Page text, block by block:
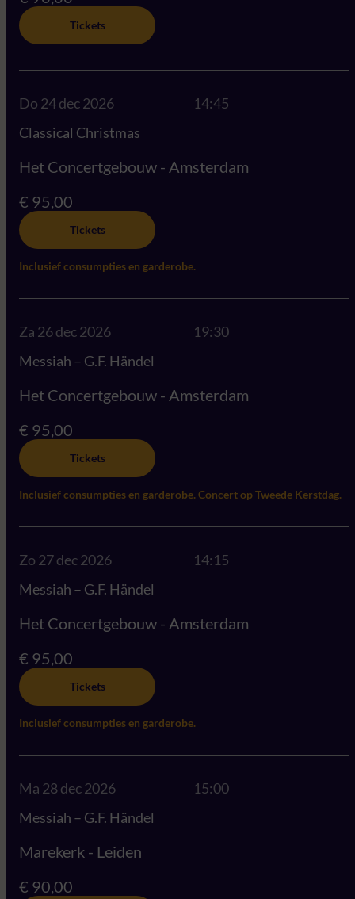
Tickets
Do 24 dec 2026
14:45
Classical Christmas
Het Concertgebouw - Amsterdam
€ 95,00
Tickets
Inclusief consumpties en garderobe.
Za 26 dec 2026
19:30
Messiah – G.F. Händel
Het Concertgebouw - Amsterdam
€ 95,00
Tickets
Inclusief consumpties en garderobe. Concert op Tweede Kerstdag.
Zo 27 dec 2026
14:15
Messiah – G.F. Händel
Het Concertgebouw - Amsterdam
€ 95,00
Tickets
Inclusief consumpties en garderobe.
Ma 28 dec 2026
15:00
Messiah – G.F. Händel
Marekerk - Leiden
€ 90,00